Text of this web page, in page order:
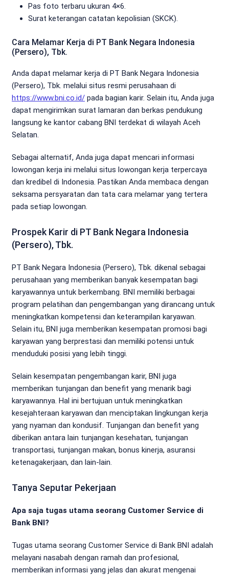
Pas foto terbaru ukuran 4×6.
Surat keterangan catatan kepolisian (SKCK).
Cara Melamar Kerja di PT Bank Negara Indonesia
(Persero), Tbk.
Anda dapat melamar kerja di PT Bank Negara Indonesia
(Persero), Tbk. melalui situs resmi perusahaan di
https://www.bni.co.id/ pada bagian karir. Selain itu, Anda juga
dapat mengirimkan surat lamaran dan berkas pendukung
langsung ke kantor cabang BNI terdekat di wilayah Aceh
Selatan.
Sebagai alternatif, Anda juga dapat mencari informasi
lowongan kerja ini melalui situs lowongan kerja terpercaya
dan kredibel di Indonesia. Pastikan Anda membaca dengan
seksama persyaratan dan tata cara melamar yang tertera
pada setiap lowongan.
Prospek Karir di PT Bank Negara Indonesia
(Persero), Tbk.
PT Bank Negara Indonesia (Persero), Tbk. dikenal sebagai
perusahaan yang memberikan banyak kesempatan bagi
karyawannya untuk berkembang. BNI memiliki berbagai
program pelatihan dan pengembangan yang dirancang untuk
meningkatkan kompetensi dan keterampilan karyawan.
Selain itu, BNI juga memberikan kesempatan promosi bagi
karyawan yang berprestasi dan memiliki potensi untuk
menduduki posisi yang lebih tinggi.
Selain kesempatan pengembangan karir, BNI juga
memberikan tunjangan dan benefit yang menarik bagi
karyawannya. Hal ini bertujuan untuk meningkatkan
kesejahteraan karyawan dan menciptakan lingkungan kerja
yang nyaman dan kondusif. Tunjangan dan benefit yang
diberikan antara lain tunjangan kesehatan, tunjangan
transportasi, tunjangan makan, bonus kinerja, asuransi
ketenagakerjaan, dan lain-lain.
Tanya Seputar Pekerjaan
Apa saja tugas utama seorang Customer Service di
Bank BNI?
Tugas utama seorang Customer Service di Bank BNI adalah
melayani nasabah dengan ramah dan profesional,
memberikan informasi yang jelas dan akurat mengenai